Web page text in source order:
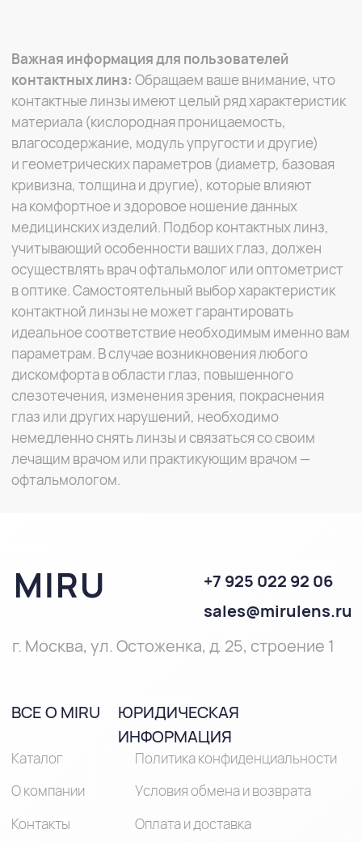
© Mirulens 2025 Все права защищены
ИМЕЮТСЯ ПРОТИВОПОКАЗАНИЯ,
НЕОБХОДИМО
ПРОКОНСУЛЬТИРОВАТЬСЯ
СО СПЕЦИАЛИСТОМ